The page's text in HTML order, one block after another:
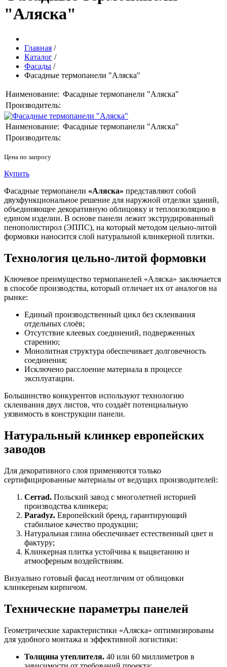
"Аляска"
Главная /
Каталог /
Фасады /
Фасадные термопанели "Аляска"
Наименование: Фасадные термопанели "Аляска"
Производитель:
Наименование: Фасадные термопанели "Аляска"
Производитель:
Цена по запросу
Купить
Фасадные термопанели «Аляска» представляют собой
двухфункциональное решение для наружной отделки зданий,
объединяющее декоративную облицовку и теплоизоляцию в
едином изделии. В основе панели лежит экструдированный
пенополистирол (ЭППС), на который методом цельно-литой
формовки наносится слой натуральной клинкерной плитки.
Технология цельно-литой формовки
Ключевое преимущество термопанелей «Аляска» заключается
в способе производства, который отличает их от аналогов на
рынке:
Единый производственный цикл без склеивания
отдельных слоёв;
Отсутствие клеевых соединений, подверженных
старению;
Монолитная структура обеспечивает долговечность
соединения;
Исключено расслоение материала в процессе
эксплуатации.
Большинство конкурентов используют технологию
склеивания двух листов, что создаёт потенциальную
уязвимость в конструкции панели.
Натуральный клинкер европейских
заводов
Для декоративного слоя применяются только
сертифицированные материалы от ведущих производителей:
Cerrad. Польский завод с многолетней историей
производства клинкера;
Paradyz. Европейский бренд, гарантирующий
стабильное качество продукции;
Натуральная глина обеспечивает естественный цвет и
фактуру;
Клинкерная плитка устойчива к выцветанию и
атмосферным воздействиям.
Визуально готовый фасад неотличим от облицовки
клинкерным кирпичом.
Технические параметры панелей
Геометрические характеристики «Аляска» оптимизированы
для удобного монтажа и эффективной логистики:
Толщина утеплителя. 40 или 60 миллиметров в